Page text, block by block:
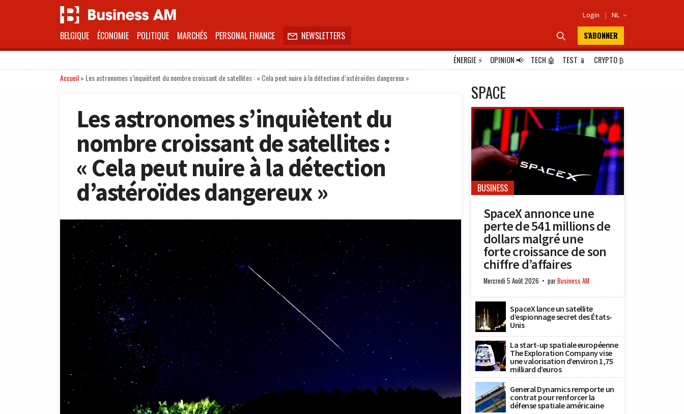
Login | NL 
BELGIQUE ÉCONOMIE POLITIQUE MARCHÉS PERSONAL FINANCE  NEWSLETTERS  S'ABONNER
ÉNERGIE⚡ OPINION📢 TECH 🤖 TEST 📱 CRYPTO₿
Accueil» Les astronomes s’inquiètent du nombre croissant de satellites : « Cela peut nuire à la détection d’astéroïdes dangereux »
Les astronomes s’inquiètent du
nombre croissant de satellites :
« Cela peut nuire à la détection
d’astéroïdes dangereux »
SPACE
BUSINESS
SpaceX annonce une
perte de 541 millions de
dollars malgré une
forte croissance de son
chiffre d’affaires
Mercredi 5 Août 2026 parBusiness AM
SpaceX lance un satellite
d’espionnage secret des États-
Unis
La start-up spatiale européenne
The Exploration Company vise
une valorisation d’environ 1,75
milliard d’euros
General Dynamics remporte un
contrat pour renforcer la
défense spatiale américaine